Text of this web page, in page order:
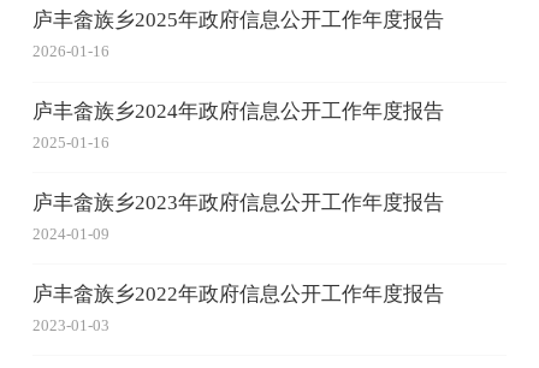
庐丰畲族乡2025年政府信息公开工作年度报告
2026-01-16
庐丰畲族乡2024年政府信息公开工作年度报告
2025-01-16
庐丰畲族乡2023年政府信息公开工作年度报告
2024-01-09
庐丰畲族乡2022年政府信息公开工作年度报告
2023-01-03